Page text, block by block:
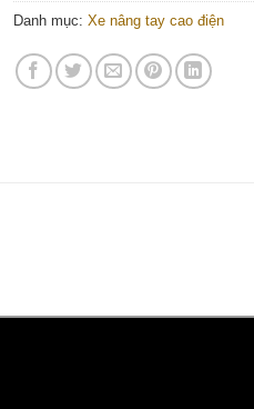
Danh mục: Xe nâng tay cao điện